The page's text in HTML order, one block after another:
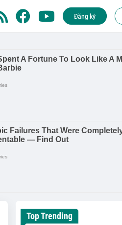
Đăng ký
Top Trending